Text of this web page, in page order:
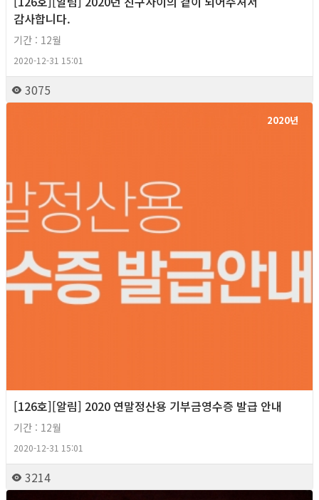
감사합니다.
기간 : 12월
2020-12-31 15:01
3075
2020년
[126호][알림] 2020 연말정산용 기부금영수증 발급 안내
기간 : 12월
2020-12-31 15:01
3214